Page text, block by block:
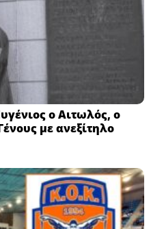
ο Αιτωλός, ο
με ανεξίτηλο